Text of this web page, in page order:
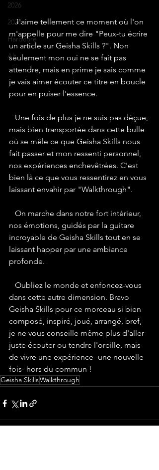
2026
2026
Hardcore
Alt
   J'aime tellement ce moment où l'on
m'appelle pour me dire "Peux-tu écrire
un article sur Geisha Skills ?". Non
seulement mon oui ne se fait pas
attendre, mais en prime je sais comme
je vais aimer écouter ce titre en boucle
pour en puiser l'essence.
mais bien transportée dans cette bulle
où se mêle ce que Geisha Skills nous
fait passer et mon ressenti personnel,
nos expériences enchevêtrées. C'est
bien là ce que vous ressentirez en vous
laissant envahir par "Walkthrough".
nos émotions, guidés par la guitare
incroyable de Geisha Skills tout en se
laissant happer par une ambiance
profonde.
dans cette autre dimension. Bravo
Geisha Skills pour ce morceau si bien
composé, inspiré, joué, arrangé, bref,
je ne vous conseille même plus d'aller
juste écouter ou tendre l'oreille, mais
de vivre une expérience -une nouvelle
fois- hors du commun !
Geisha SkillsWalkthrough